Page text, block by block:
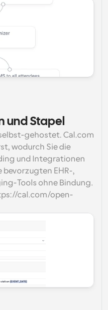
und Stapel
gehostet. Cal.com
wodurch Sie die
und Integrationen
bevorzugten EHR-,
Tools ohne Bindung.
cal.com/open-